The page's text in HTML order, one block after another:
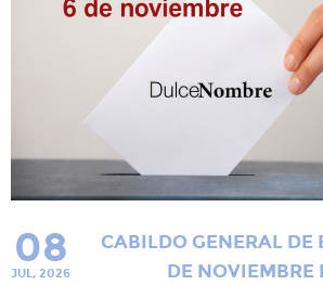
08
JUL, 2026
CABILDO GENERAL DE
DE NOVIEMBRE